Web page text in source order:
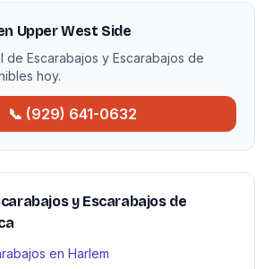
Upper West Side
de Escarabajos y Escarabajos de
hoy.
📞 (929) 641-0632
y Escarabajos de
en Harlem